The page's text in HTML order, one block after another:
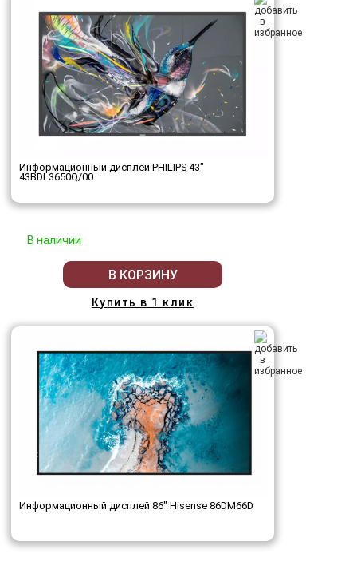
Информационный дисплей PHILIPS 43"
43BDL3650Q/00
В наличии
В КОРЗИНУ
Купить в 1 клик
Информационный дисплей 86" Hisense 86DM66D